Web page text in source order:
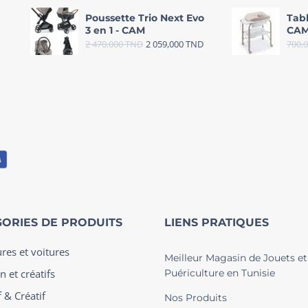
Poussette Trio Next Evo
3 en 1 - CAM
2 470,000TND 2 059,000TND
DE PRODUITS
et voitures
et créatifs
& Créatif
LIENS PRATIQUES
Meilleur Magasin de Jouets et
Puériculture en Tunisie
Nos Produits